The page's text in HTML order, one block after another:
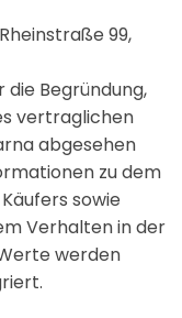
99,
die Begründung,
vertraglichen
abgesehen
zu dem
sowie
Verhalten in der
werden